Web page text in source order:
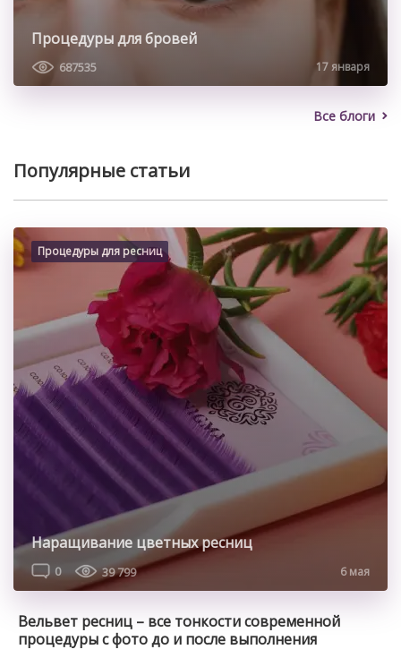
Процедуры для бровей
687535 17 января
Все блоги
Популярные статьи
Процедуры для ресниц
Наращивание цветных ресниц
0 39 799 6 мая
Вельвет ресниц – все тонкости современной
процедуры с фото до и после выполнения